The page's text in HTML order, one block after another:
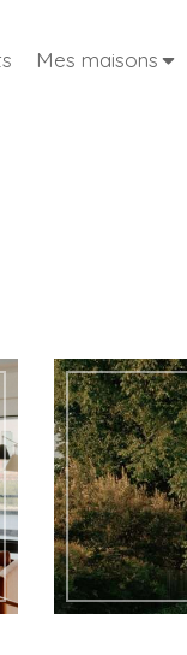
Mes maisons